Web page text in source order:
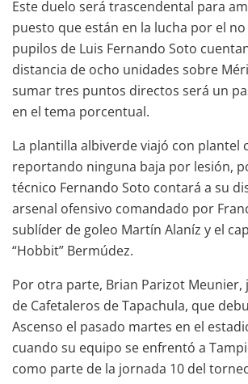
Este duelo será trascendental para
puesto que están en la lucha por el no
pupilos de Luis Fernando Soto
distancia de ocho unidades sobre
sumar tres puntos directos será un
en el tema porcentual.
La plantilla albiverde viajó con plantel
reportando ninguna baja por lesión,
técnico Fernando Soto contará a su
arsenal ofensivo comandado por
sublíder de goleo Martín Alaníz y el
“Hobbit” Bermúdez.
Por otra parte, Brian Parizot Meunier,
de Cafetaleros de Tapachula, que
Ascenso el pasado martes en el
cuando su equipo se enfrentó a
como parte de la jornada 10 del